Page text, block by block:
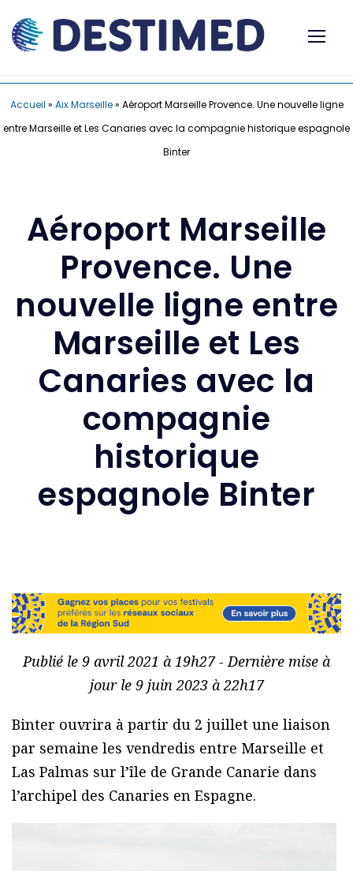
Accueil » Aix Marseille» Aéroport Marseille Provence. Une nouvelle ligne
entre Marseille et Les Canaries avec la compagnie historique espagnole
Binter
Aéroport Marseille
Provence. Une
nouvelle ligne entre
Marseille et Les
Canaries avec la
compagnie
historique
espagnole Binter
Publié le 9 avril 2021 à 19h27 - Dernière mise à
jour le 9 juin 2023 à 22h17
Binter ouvrira à partir du 2 juillet une liaison
par semaine les vendredis entre Marseille et
Las Palmas sur l’île de Grande Canarie dans
l’archipel des Canaries en Espagne.